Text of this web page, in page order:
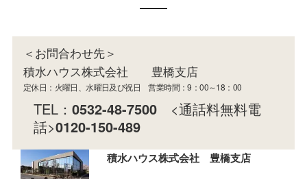
＜お問合わせ先＞
積水ハウス株式会社 豊橋支店
定休日：火曜日、水曜日及び祝日 営業時間：9：00～18：00
TEL：0532-48-7500 <通話料無料電
話>0120-150-489
積水ハウス株式会社 豊橋支店